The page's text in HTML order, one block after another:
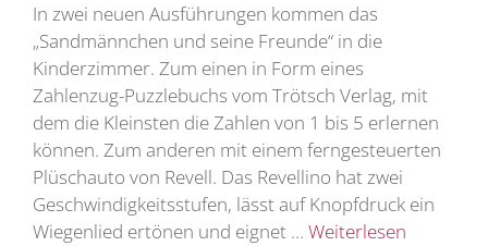
In zwei neuen Ausführungen kommen das
„Sandmännchen und seine Freunde“ in die
Kinderzimmer. Zum einen in Form eines
Zahlenzug-Puzzlebuchs vom Trötsch Verlag, mit
dem die Kleinsten die Zahlen von 1 bis 5 erlernen
können. Zum anderen mit einem ferngesteuerten
Plüschauto von Revell. Das Revellino hat zwei
Geschwindigkeitsstufen, lässt auf Knopfdruck ein
Wiegenlied ertönen und eignet … Weiterlesen